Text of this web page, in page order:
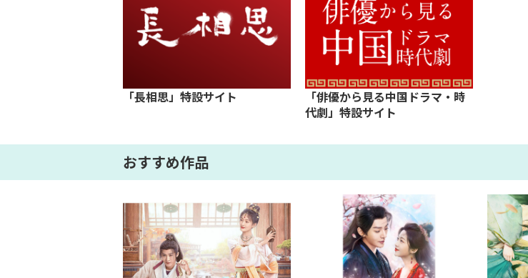
「長相思」特設サイト
「俳優から見る中国ドラマ・時
代劇」特設サイト
おすすめ作品